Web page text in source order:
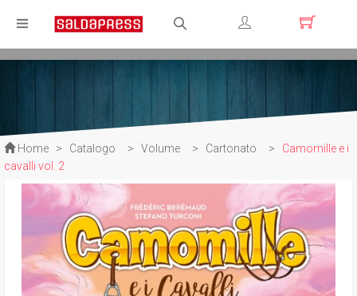
Registrati
Home > Catalogo > Volume > Cartonato >
Camomille e i
cavalli vol. 2